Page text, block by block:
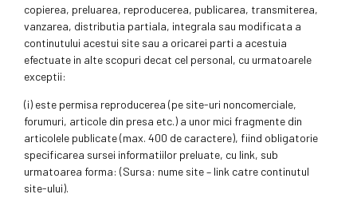
copierea, preluarea, reproducerea, publicarea, transmiterea,
vanzarea, distributia partiala, integrala sau modificata a
continutului acestui site sau a oricarei parti a acestuia
efectuate in alte scopuri decat cel personal, cu urmatoarele
exceptii:
(i) este permisa reproducerea (pe site-uri noncomerciale,
forumuri, articole din presa etc.) a unor mici fragmente din
articolele publicate (max. 400 de caractere), fiind obligatorie
specificarea sursei informatiilor preluate, cu link, sub
urmatoarea forma: (Sursa: nume site – link catre continutul
site-ului).